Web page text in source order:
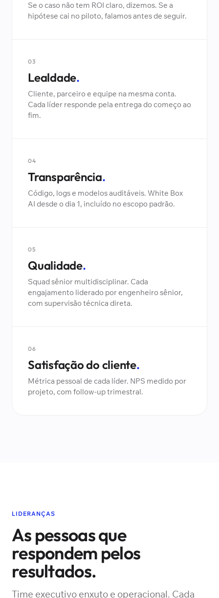
Se o caso não tem ROI claro, dizemos. Se a
hipótese cai no piloto, falamos antes de seguir.
03
Lealdade.
Cliente, parceiro e equipe na mesma conta.
Cada líder responde pela entrega do começo ao
fim.
04
Transparência.
Código, logs e modelos auditáveis. White Box
AI desde o dia 1, incluído no escopo padrão.
05
Qualidade.
Squad sênior multidisciplinar. Cada
engajamento liderado por engenheiro sênior,
com supervisão técnica direta.
06
Satisfação do cliente.
Métrica pessoal de cada líder. NPS medido por
projeto, com follow-up trimestral.
LIDERANÇAS
As pessoas que
respondem pelos
resultados.
Time executivo enxuto e operacional. Cada